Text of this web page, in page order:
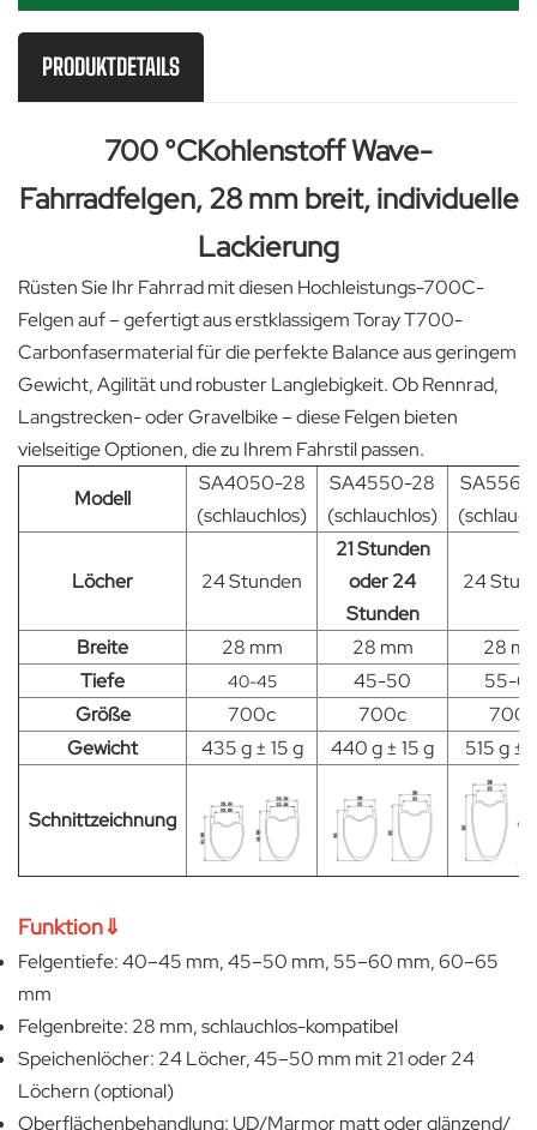
PRODUKTDETAILS
700 °CKohlenstoffWave-
Fahrradfelgen, 28 mm breit, individuelle
Lackierung
Rüsten Sie Ihr Fahrrad mit diesen Hochleistungs-700C-
Felgen auf – gefertigt aus erstklassigem Toray T700-
Carbonfasermaterial für die perfekte Balance aus geringem
Gewicht, Agilität und robuster Langlebigkeit. Ob Rennrad,
Langstrecken- oder Gravelbike – diese Felgen bieten
vielseitige Optionen, die zu Ihrem Fahrstil passen.
Modell
SA4050-28
(schlauchlos)
SA4550-28
(schlauchlos)
Löcher 24 Stunden
21 Stunden
oder 24
Stunden
24
Breite 28 mm 28 mm
28
Tiefe
40-45 45-50
55-
Größe
700c 700c
700c
Gewicht
435 g ± 15 g 440 g ± 15 g 515 g ±
Schnittzeichnung
Funktion⇓
Felgentiefe: 40–45 mm, 45–50 mm, 55–60 mm, 60–65
mm
Felgenbreite: 28 mm, schlauchlos-kompatibel
Speichenlöcher: 24 Löcher, 45–50 mm mit 21 oder 24
Löchern (optional)
Oberflächenbehandlung: UD/Marmor matt oder glänzend/